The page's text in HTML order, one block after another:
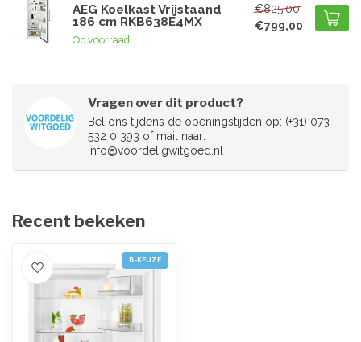
AEG Koelkast Vrijstaand
186 cm RKB638E4MX
Op voorraad
€825,00
€799,00
Vragen over dit product?
Bel ons tijdens de openingstijden op: (+31) 073-
532 0 393 of mail naar:
info@voordeligwitgoed.nl
Recent bekeken
B-KEUZE